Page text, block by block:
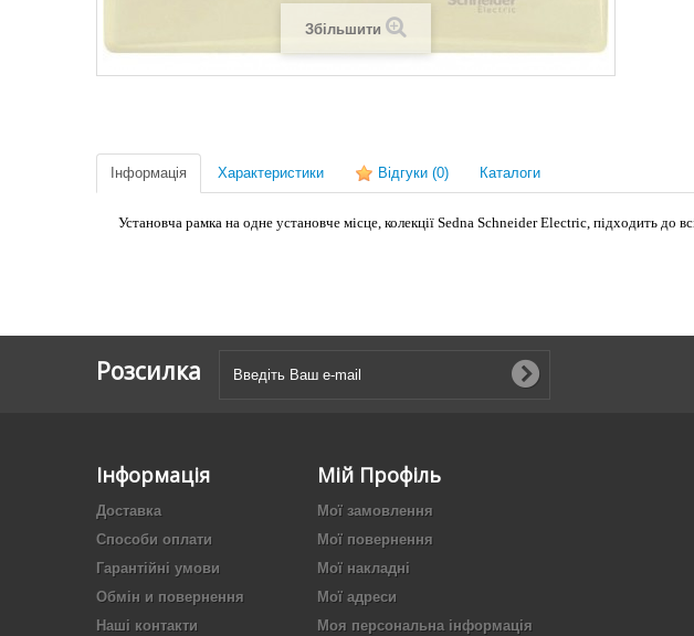
Збільшити
Інформація Характеристики Відгуки (0) Каталоги
Установча рамка на одне установче місце, колекції Sedna Schneider Electric, підходить до
Розсилка
Інформація
Доставка
Способи оплати
Гарантійні умови
Обмін и повернення
Наші контакти
Мій Профіль
Мої замовлення
Мої повернення
Мої накладні
Мої адреси
Моя персональна інформація